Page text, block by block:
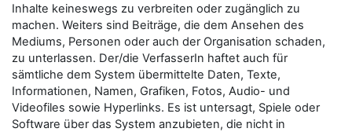
Inhalte keineswegs zu verbreiten oder zugänglich zu
machen. Weiters sind Beiträge, die dem Ansehen des
Mediums, Personen oder auch der Organisation schaden,
zu unterlassen. Der/die VerfasserIn haftet auch für
sämtliche dem System übermittelte Daten, Texte,
Informationen, Namen, Grafiken, Fotos, Audio- und
Videofiles sowie Hyperlinks. Es ist untersagt, Spiele oder
Software über das System anzubieten, die nicht in